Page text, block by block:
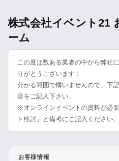
株式会社イベント21
ーム
この度は数ある業者の中から弊社
りがとうございます！
分かる範囲で構いませんので、下
容をご記入下さい。
※オンラインイベントの資料が必
ト検討』と備考にご記入ください。
お客様情報